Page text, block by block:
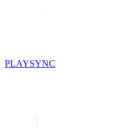
PLAYSYNC